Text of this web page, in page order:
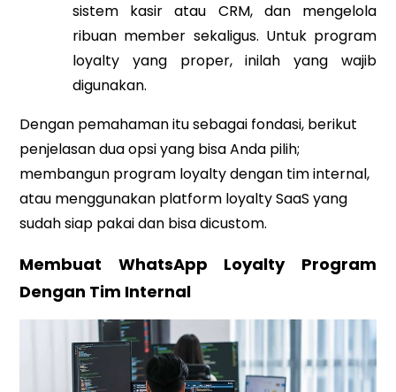
sistem kasir atau CRM, dan mengelola
ribuan member sekaligus. Untuk program
loyalty yang proper, inilah yang wajib
digunakan.
Dengan pemahaman itu sebagai fondasi, berikut
penjelasan dua opsi yang bisa Anda pilih;
membangun program loyalty dengan tim internal,
atau menggunakan platform loyalty SaaS yang
sudah siap pakai dan bisa dicustom.
Membuat WhatsApp Loyalty Program
Dengan Tim Internal